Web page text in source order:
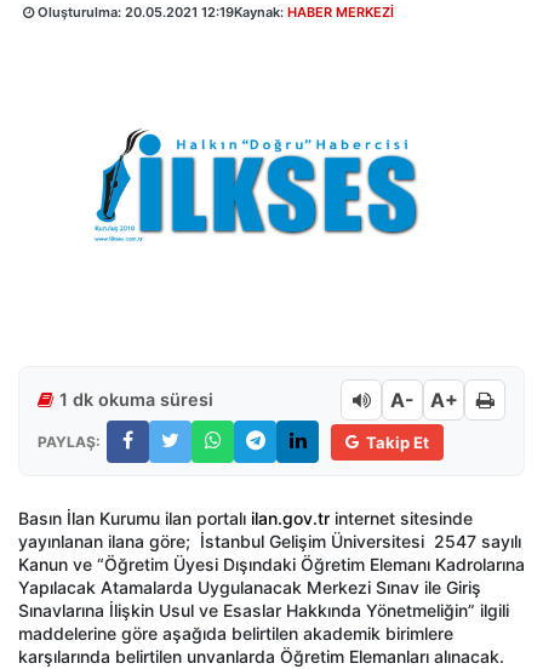
Oluşturulma: 20.05.2021 12:19Kaynak: HABER MERKEZİ
1 dk okuma süresi A- A+
PAYLAŞ: Takip Et
Basın İlan Kurumu ilan portalı ilan.gov.tr internet sitesinde
yayınlanan ilana göre; İstanbul Gelişim Üniversitesi 2547 sayılı
Kanun ve “Öğretim Üyesi Dışındaki Öğretim Elemanı Kadrolarına
Yapılacak Atamalarda Uygulanacak Merkezi Sınav ile Giriş
Sınavlarına İlişkin Usul ve Esaslar Hakkında Yönetmeliğin” ilgili
maddelerine göre aşağıda belirtilen akademik birimlere
karşılarında belirtilen unvanlarda Öğretim Elemanları alınacak.